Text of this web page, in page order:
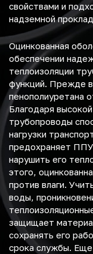
свойствами и
надземной
Оцинкованная
обеспечении
теплоизоляции
функций. Прежде
пенополиуретана
Благодаря
трубопроводы
нагрузки
предохраняет
нарушить его
этого,
против влаги.
воды,
защищает
сохранять его
срока службы.